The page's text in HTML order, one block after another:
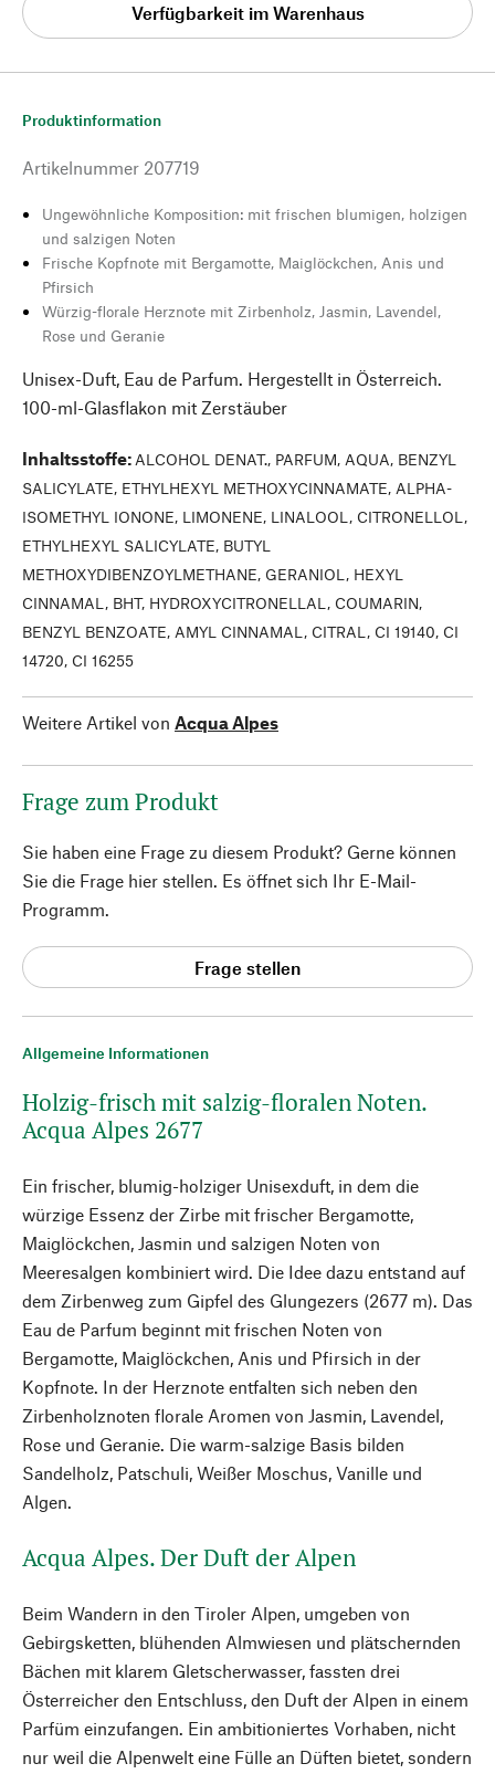
Verfügbarkeit im Warenhaus
Allgemeine Informationen
Holzig-frisch mit salzig-floralen Noten.
Acqua Alpes 2677
Ein frischer, blumig-holziger Unisexduft, in dem die
würzige Essenz der Zirbe mit frischer Bergamotte,
Maiglöckchen, Jasmin und salzigen Noten von
Meeresalgen kombiniert wird. Die Idee dazu entstand auf
dem Zirbenweg zum Gipfel des Glungezers (2677 m). Das
Eau de Parfum beginnt mit frischen Noten von
Bergamotte, Maiglöckchen, Anis und Pfirsich in der
Kopfnote. In der Herznote entfalten sich neben den
Zirbenholznoten florale Aromen von Jasmin, Lavendel,
Rose und Geranie. Die warm-salzige Basis bilden
Sandelholz, Patschuli, Weißer Moschus, Vanille und
Algen.
Acqua Alpes. Der Duft der Alpen
Beim Wandern in den Tiroler Alpen, umgeben von
Gebirgsketten, blühenden Almwiesen und plätschernden
Bächen mit klarem Gletscherwasser, fassten drei
Österreicher den Entschluss, den Duft der Alpen in einem
Parfüm einzufangen. Ein ambitioniertes Vorhaben, nicht
nur weil die Alpenwelt eine Fülle an Düften bietet, sondern
Produktinformation
Artikelnummer 207719
Ungewöhnliche Komposition: mit frischen blumigen, holzigen
und salzigen Noten
Frische Kopfnote mit Bergamotte, Maiglöckchen, Anis und
Pfirsich
Würzig-florale Herznote mit Zirbenholz, Jasmin, Lavendel,
Rose und Geranie
Unisex-Duft, Eau de Parfum. Hergestellt in Österreich.
100-ml-Glasflakon mit Zerstäuber
Inhaltsstoffe: ALCOHOL DENAT., PARFUM, AQUA, BENZYL
SALICYLATE, ETHYLHEXYL METHOXYCINNAMATE, ALPHA-
ISOMETHYL IONONE, LIMONENE, LINALOOL, CITRONELLOL,
ETHYLHEXYL SALICYLATE, BUTYL
METHOXYDIBENZOYLMETHANE, GERANIOL, HEXYL
CINNAMAL, BHT, HYDROXYCITRONELLAL, COUMARIN,
BENZYL BENZOATE, AMYL CINNAMAL, CITRAL, CI 19140, CI
14720, CI 16255
Weitere Artikel von Acqua Alpes
Frage zum Produkt
Sie haben eine Frage zu diesem Produkt? Gerne können
Sie die Frage hier stellen. Es öffnet sich Ihr E-Mail-
Programm.
Frage stellen